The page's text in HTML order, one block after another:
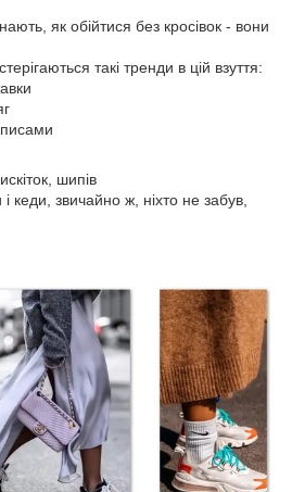
як обійтися без кросівок - вони
такі тренди в цій взуття:
шипів
і кеди, звичайно ж, ніхто не забув,